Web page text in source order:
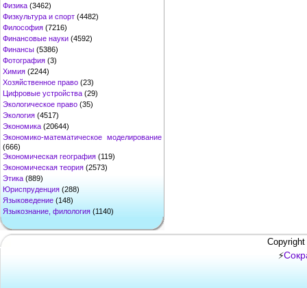
Физика (3462)
Физкультура и спорт (4482)
Философия (7216)
Финансовые науки (4592)
Финансы (5386)
Фотография (3)
Химия (2244)
Хозяйственное право (23)
Цифровые устройства (29)
Экологическое право (35)
Экология (4517)
Экономика (20644)
Экономико-математическое моделирование
(666)
Экономическая география (119)
Экономическая теория (2573)
Этика (889)
Юриспруденция (288)
Языковедение (148)
Языкознание, филология (1140)
⚡